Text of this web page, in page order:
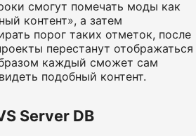
смогут помечать моды как
контент», а затем
порог таких отметок, после
перестанут отображаться
каждый сможет сам
подобный контент.
Server DB